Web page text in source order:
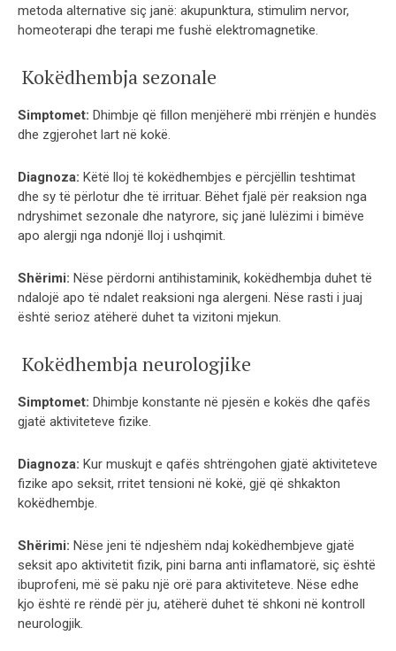
metoda alternative siç janë: akupunktura, stimulim nervor,
homeoterapi dhe terapi me fushë elektromagnetike.
Kokëdhembja sezonale
Simptomet: Dhimbje që fillon menjëherë mbi rrënjën e hundës
dhe zgjerohet lart në kokë.
Diagnoza: Këtë lloj të kokëdhembjes e përcjëllin teshtimat
dhe sy të përlotur dhe të irrituar. Bëhet fjalë për reaksion nga
ndryshimet sezonale dhe natyrore, siç janë lulëzimi i bimëve
apo alergji nga ndonjë lloj i ushqimit.
Shërimi: Nëse përdorni antihistaminik, kokëdhembja duhet të
ndalojë apo të ndalet reaksioni nga alergeni. Nëse rasti i juaj
është serioz atëherë duhet ta vizitoni mjekun.
Kokëdhembja neurologjike
Simptomet: Dhimbje konstante në pjesën e kokës dhe qafës
gjatë aktiviteteve fizike.
Diagnoza: Kur muskujt e qafës shtrëngohen gjatë aktiviteteve
fizike apo seksit, rritet tensioni në kokë, gjë që shkakton
kokëdhembje.
Shërimi: Nëse jeni të ndjeshëm ndaj kokëdhembjeve gjatë
seksit apo aktivitetit fizik, pini barna anti inflamatorë, siç është
ibuprofeni, më së paku një orë para aktiviteteve. Nëse edhe
kjo është re rëndë për ju, atëherë duhet të shkoni në kontroll
neurologjik.